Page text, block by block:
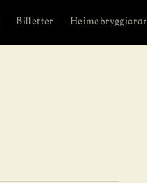
Billetter Heimebryggjarar